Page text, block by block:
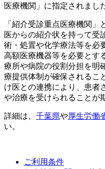
医療機関」に指定されまし
「紹介受診重点医療機関
医からの紹介状を持って受
術・処置や化学療法等を必
高額医療機器等を必要とす
療所や病院の役割分担を明
療提供体制が確保されるこ
け医との連携により、患者
や治療を受けられることが
詳細は、 千葉県や厚生労働
い。
ご利用条件